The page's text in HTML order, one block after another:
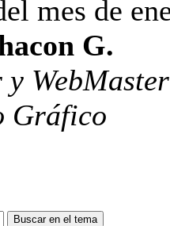
mes de
G.
WebMaster
Gráfico